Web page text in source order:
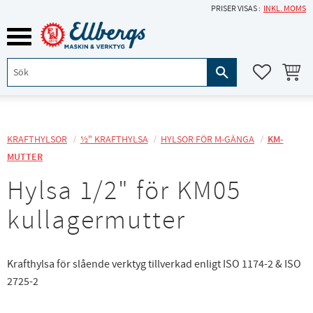
Meny
PRISER VISAS INKL. MOMS
KRAFTHYLSOR ½" KRAFTHYLSA HYLSOR FÖR M-GÄNGA
KM-
MUTTER
Hylsa 1/2" för KM05
kullagermutter
Krafthylsa för slående verktyg tillverkad enligt ISO 1174-2 & ISO
2725-2